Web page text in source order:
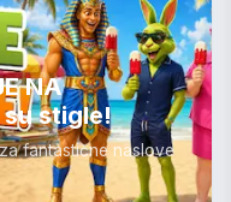
NA
su stigle!
fantastične naslove